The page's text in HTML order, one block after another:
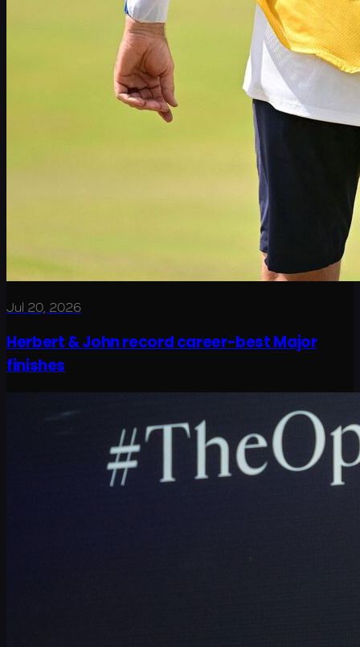
Jul 20, 2026
Herbert & John record career-best Major
finishes